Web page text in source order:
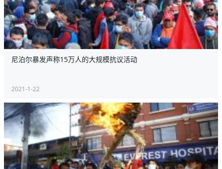
尼泊尔暴发声称15万人的大规模抗议活动
2021-1-22